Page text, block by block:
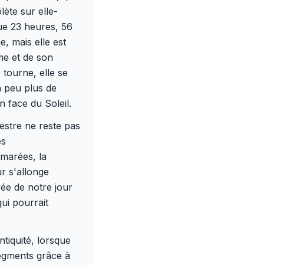
sur elle-
23 heures, 56
mais elle est
et de son
tourne, elle se
peu plus de
face du Soleil.
ne reste pas
la
s'allonge
de notre jour
pourrait
lorsque
grâce à